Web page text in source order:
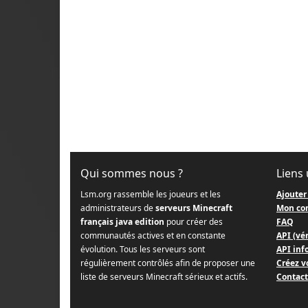
Qui sommes nous ?
Lsm.org rassemble les joueurs et les
administrateurs deserveurs Minecraft
français java edition pour créer des
communautés actives et en constante
évolution. Tous les serveurs sont
régulièrement contrôlés afin de proposer une
liste de serveurs Minecraft sérieux et actifs.
Liens
Mon
FAQ
API
API
Créez
Contact